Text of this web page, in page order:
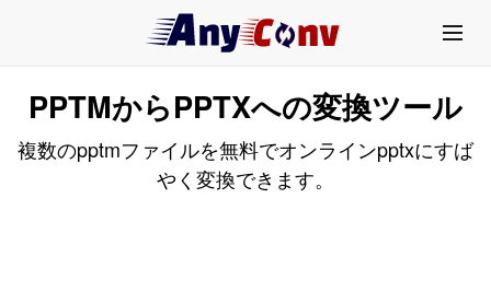
PPTMからPPTXへの変換ツール
複数のpptmファイルを無料でオンラインpptxにすば
やく変換できます。